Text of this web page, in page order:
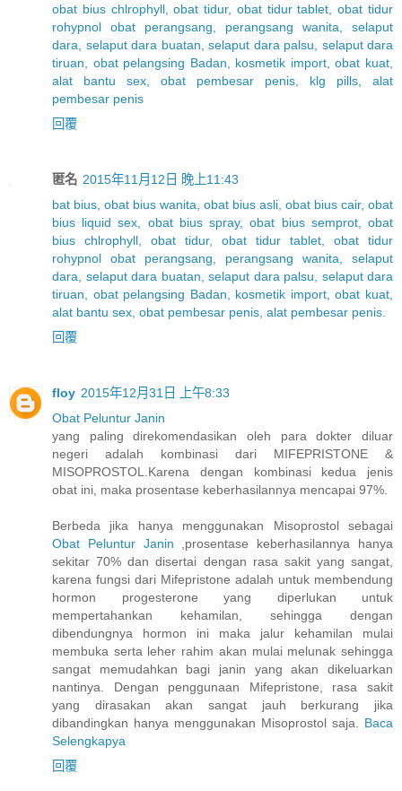
obat bius chlrophyll, obat tidur, obat tidur tablet, obat tidur
rohypnol obat perangsang, perangsang wanita, selaput
dara, selaput dara buatan, selaput dara palsu, selaput dara
tiruan, obat pelangsing Badan, kosmetik import, obat kuat,
alat bantu sex, obat pembesar penis, klg pills, alat
pembesar penis
回覆
匿名 2015年11月12日 晚上11:43
bat bius, obat bius wanita, obat bius asli, obat bius cair, obat
bius liquid sex, obat bius spray, obat bius semprot, obat
bius chlrophyll, obat tidur, obat tidur tablet, obat tidur
rohypnol obat perangsang, perangsang wanita, selaput
dara, selaput dara buatan, selaput dara palsu, selaput dara
tiruan, obat pelangsing Badan, kosmetik import, obat kuat,
alat bantu sex, obat pembesar penis, alat pembesar penis.
回覆
floy 2015年12月31日 上午8:33
Obat Peluntur Janin
yang paling direkomendasikan oleh para dokter diluar
negeri adalah kombinasi dari MIFEPRISTONE &
MISOPROSTOL.Karena dengan kombinasi kedua jenis
obat ini, maka prosentase keberhasilannya mencapai 97%.
Berbeda jika hanya menggunakan Misoprostol sebagai
Obat Peluntur Janin
,prosentase keberhasilannya hanya
sekitar 70% dan disertai dengan rasa sakit yang sangat,
karena fungsi dari Mifepristone adalah untuk membendung
hormon progesterone yang diperlukan untuk
mempertahankan kehamilan, sehingga dengan
dibendungnya hormon ini maka jalur kehamilan mulai
membuka serta leher rahim akan mulai melunak sehingga
sangat memudahkan bagi janin yang akan dikeluarkan
nantinya. Dengan penggunaan Mifepristone, rasa sakit
yang dirasakan akan sangat jauh berkurang jika
dibandingkan hanya menggunakan Misoprostol saja.
Baca
Selengkapya
回覆